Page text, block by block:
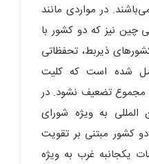
در مواردی مانند
چین نیز که دو کشور با
ذیربط، تحفظاتی
شده است که کلیت
تضعیف نشود. در
به ویژه شورای
کشور مبتنی بر تقویت
یکجانبه غرب به ویژه